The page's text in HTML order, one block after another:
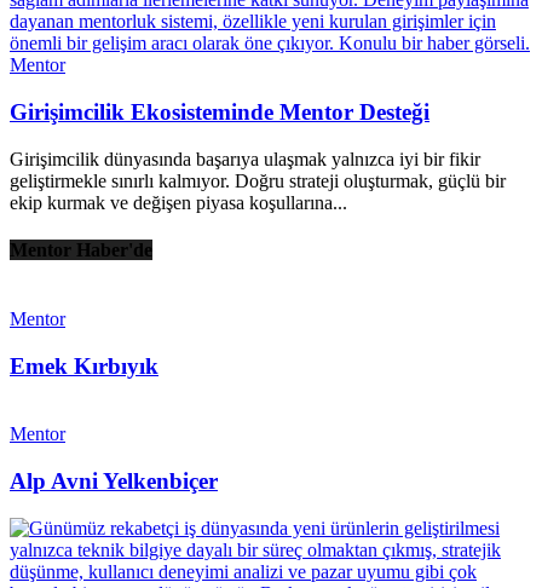
Mentor
Girişimcilik Ekosisteminde Mentor Desteği
Girişimcilik dünyasında başarıya ulaşmak yalnızca iyi bir fikir
geliştirmekle sınırlı kalmıyor. Doğru strateji oluşturmak, güçlü bir
ekip kurmak ve değişen piyasa koşullarına...
Mentor Haber'de
Mentor
Emek Kırbıyık
Mentor
Alp Avni Yelkenbiçer